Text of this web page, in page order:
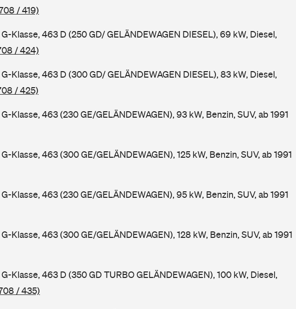
/ 419)
Klasse, 463 D (250 GD/ GELÄNDEWAGEN DIESEL), 69 kW, Diesel,
/ 424)
Klasse, 463 D (300 GD/ GELÄNDEWAGEN DIESEL), 83 kW, Diesel,
/ 425)
Klasse, 463 (230 GE/GELÄNDEWAGEN), 93 kW, Benzin, SUV, ab 1991
Klasse, 463 (300 GE/GELÄNDEWAGEN), 125 kW, Benzin, SUV, ab 1991
Klasse, 463 (230 GE/GELÄNDEWAGEN), 95 kW, Benzin, SUV, ab 1991
Klasse, 463 (300 GE/GELÄNDEWAGEN), 128 kW, Benzin, SUV, ab 1991
Klasse, 463 D (350 GD TURBO GELÄNDEWAGEN), 100 kW, Diesel,
/ 435)